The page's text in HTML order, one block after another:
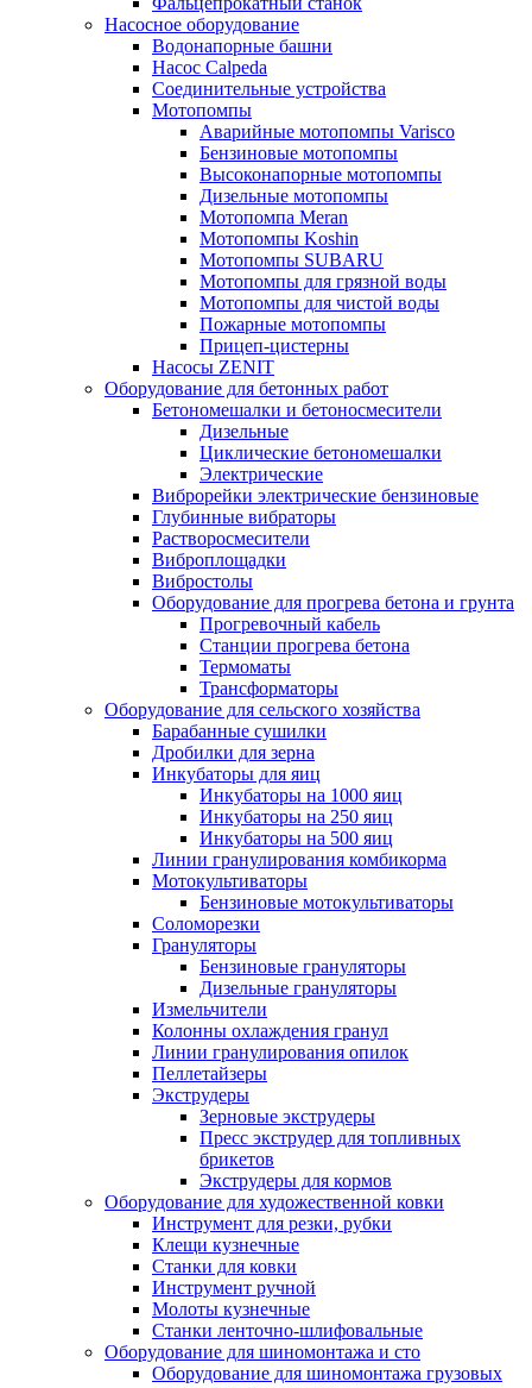
Насосное оборудование
Водонапорные башни
Насос Calpeda
Соединительные устройства
Мотопомпы
Аварийные мотопомпы Varisco
Бензиновые мотопомпы
Высоконапорные мотопомпы
Дизельные мотопомпы
Мотопомпа Meran
Мотопомпы Koshin
Мотопомпы SUBARU
Мотопомпы для грязной воды
Мотопомпы для чистой воды
Пожарные мотопомпы
Прицеп-цистерны
Насосы ZENIT
Оборудование для бетонных работ
Бетономешалки и бетоносмесители
Дизельные
Циклические бетономешалки
Электрические
Виброрейки электрические бензиновые
Глубинные вибраторы
Растворосмесители
Виброплощадки
Вибростолы
Оборудование для прогрева бетона и грунта
Прогревочный кабель
Станции прогрева бетона
Термоматы
Трансформаторы
Оборудование для сельского хозяйства
Барабанные сушилки
Дробилки для зерна
Инкубаторы для яиц
Инкубаторы на 1000 яиц
Инкубаторы на 250 яиц
Инкубаторы на 500 яиц
Линии гранулирования комбикорма
Мотокультиваторы
Бензиновые мотокультиваторы
Соломорезки
Грануляторы
Бензиновые грануляторы
Дизельные грануляторы
Измельчители
Колонны охлаждения гранул
Линии гранулирования опилок
Пеллетайзеры
Экструдеры
Зерновые экструдеры
Пресс экструдер для топливных
брикетов
Экструдеры для кормов
Оборудование для художественной ковки
Инструмент для резки, рубки
Клещи кузнечные
Станки для ковки
Инструмент ручной
Молоты кузнечные
Станки ленточно-шлифовальные
Оборудование для шиномонтажа и сто
Оборудование для шиномонтажа грузовых